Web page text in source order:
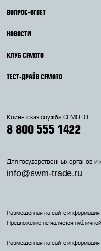
ВОПРОС-ОТВЕТ
НОВОСТИ
КЛУБ CFMOTO
ТЕСТ-ДРАЙВ CFMOTO
Клиентская служба CFMOTO
8 800 555 1422
Для государственных органов
info@awm-trade.ru
Размещенная на сайте информация
Предложение не является
Размещенная на сайте информация